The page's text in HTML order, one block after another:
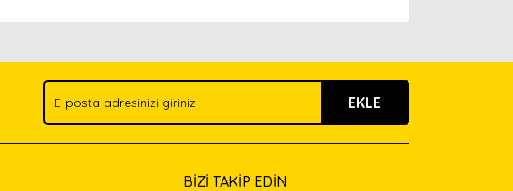
EKLE
BİZİ TAKİP EDİN